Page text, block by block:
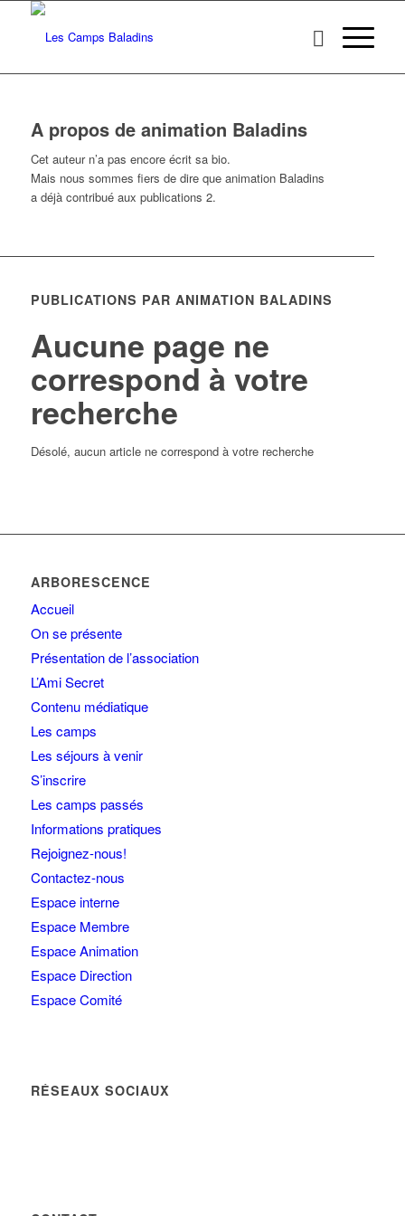
A propos de animation Baladins
Cet auteur n’a pas encore écrit sa bio.
Mais nous sommes fiers de dire que animation Baladins
a déjà contribué aux publications 2.
PUBLICATIONS PAR ANIMATION BALADINS
Aucune page ne
correspond à votre
recherche
Désolé, aucun article ne correspond à votre recherche
ARBORESCENCE
Accueil
On se présente
Présentation de l’association
L’Ami Secret
Contenu médiatique
Les camps
Les séjours à venir
S’inscrire
Les camps passés
Informations pratiques
Rejoignez-nous!
Contactez-nous
Espace interne
Espace Membre
Espace Animation
Espace Direction
Espace Comité
RÉSEAUX SOCIAUX